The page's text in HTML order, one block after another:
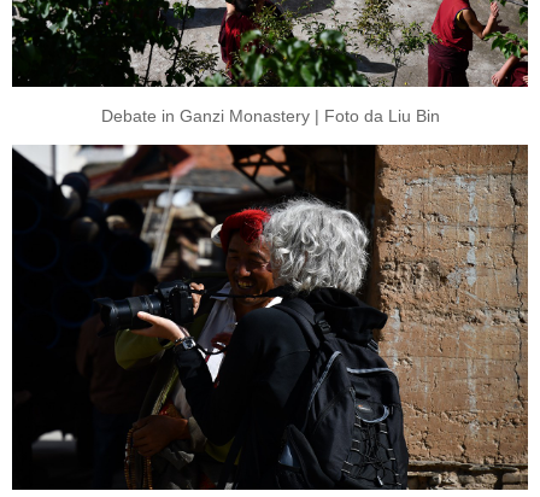
Debate in Ganzi Monastery | Foto da Liu Bin